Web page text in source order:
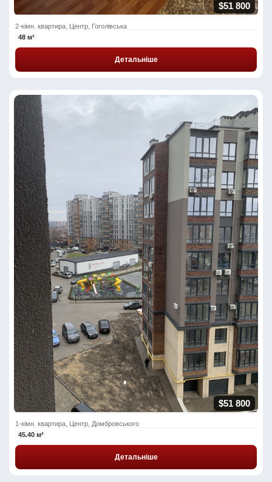
$51 800
2-кімн. квартира, Центр, Гоголівська
48 м²
Детальніше
$51 800
1-кімн. квартира, Центр, Домбровського
45.40 м²
Детальніше